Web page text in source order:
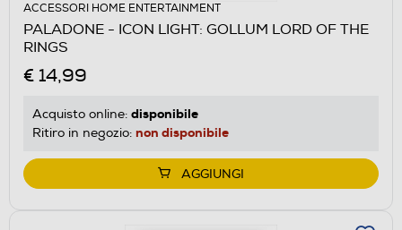
ACCESSORI HOME ENTERTAINMENT
PALADONE - ICON LIGHT: GOLLUM LORD OF THE
RINGS
€ 14,99
Acquisto online: disponibile
Ritiro in negozio: non disponibile
AGGIUNGI